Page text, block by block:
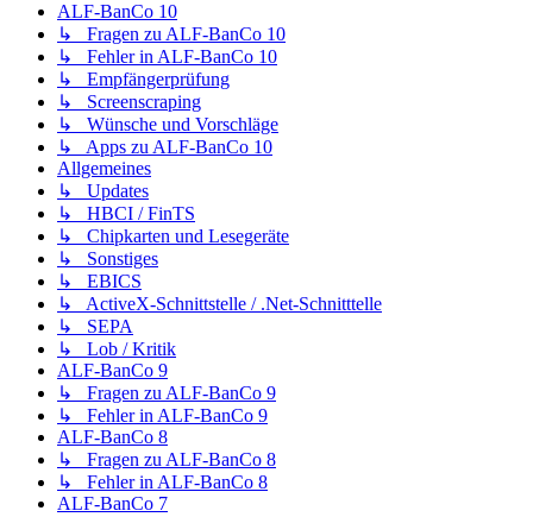
ALF-BanCo 10
↳ Fragen zu ALF-BanCo 10
↳ Fehler in ALF-BanCo 10
↳ Empfängerprüfung
↳ Screenscraping
↳ Wünsche und Vorschläge
↳ Apps zu ALF-BanCo 10
Allgemeines
↳ Updates
↳ HBCI / FinTS
↳ Chipkarten und Lesegeräte
↳ Sonstiges
↳ EBICS
↳ ActiveX-Schnittstelle / .Net-Schnitttelle
↳ SEPA
↳ Lob / Kritik
ALF-BanCo 9
↳ Fragen zu ALF-BanCo 9
↳ Fehler in ALF-BanCo 9
ALF-BanCo 8
↳ Fragen zu ALF-BanCo 8
↳ Fehler in ALF-BanCo 8
ALF-BanCo 7